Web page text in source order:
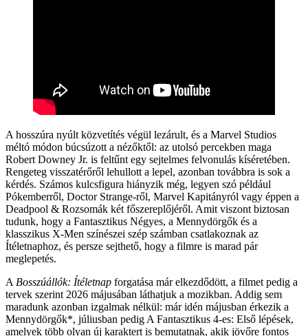
A hosszúra nyúlt közvetítés végül lezárult, és a Marvel Studios
méltó módon búcsúzott a nézőktől: az utolsó percekben maga
Robert Downey Jr. is feltűnt egy sejtelmes felvonulás kíséretében.
Rengeteg visszatérőről lehullott a lepel, azonban továbbra is sok a
kérdés. Számos kulcsfigura hiányzik még, legyen szó például
Pókemberről, Doctor Strange-ről, Marvel Kapitányról vagy éppen a
Deadpool & Rozsomák két főszereplőjéről. Amit viszont biztosan
tudunk, hogy a Fantasztikus Négyes, a Mennydörgők és a
klasszikus X-Men színészei szép számban csatlakoznak az
Ítéletnaphoz, és persze sejthető, hogy a filmre is marad pár
meglepetés.
ABosszúállók: Ítéletnap forgatása már elkezdődött, a filmet pedig a
tervek szerint 2026 májusában láthatjuk a mozikban. Addig sem
maradunk azonban izgalmak nélkül: már idén májusban érkezik a
Mennydörgők*, júliusban pedig A Fantasztikus 4-es: Első lépések,
amelyek több olyan új karaktert is bemutatnak, akik jövőre fontos